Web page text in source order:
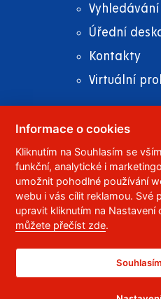
Úřední
Kontakty
Virtuální
© 2023 Univerzita
532 10 Pardubice 2
Telefon: 466 036 111,
Správce webu ,RSS
ID datové schránky:
Prohlášení o přístupnosti
Informace o cookies
Kliknutím na Souhlasím se
funkční, analytické i
umožnit pohodlné používání
webu i vás cílit reklamou. Své
upravit kliknutím na
můžete přečíst zde.